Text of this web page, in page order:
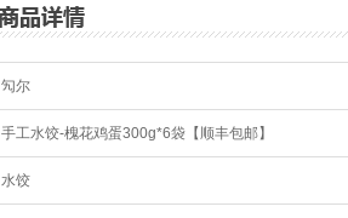
勼尔
手工水饺-槐花鸡蛋300g*6袋【顺丰包邮】
水饺